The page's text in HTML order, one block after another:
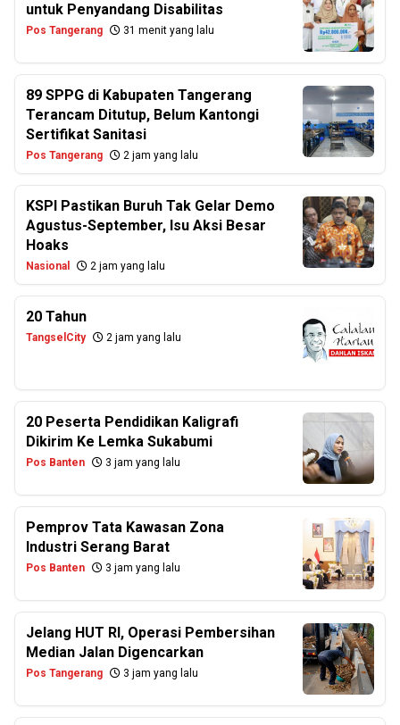
untuk Penyandang Disabilitas
Pos Tangerang 31 menit yang lalu
89 SPPG di Kabupaten Tangerang
Terancam Ditutup, Belum Kantongi
Sertifikat Sanitasi
Pos Tangerang 2 jam yang lalu
KSPI Pastikan Buruh Tak Gelar Demo
Agustus-September, Isu Aksi Besar
Hoaks
Nasional 2 jam yang lalu
20 Tahun
TangselCity 2 jam yang lalu
20 Peserta Pendidikan Kaligrafi
Dikirim Ke Lemka Sukabumi
Pos Banten 3 jam yang lalu
Pemprov Tata Kawasan Zona
Industri Serang Barat
Pos Banten 3 jam yang lalu
Jelang HUT RI, Operasi Pembersihan
Median Jalan Digencarkan
Pos Tangerang 3 jam yang lalu